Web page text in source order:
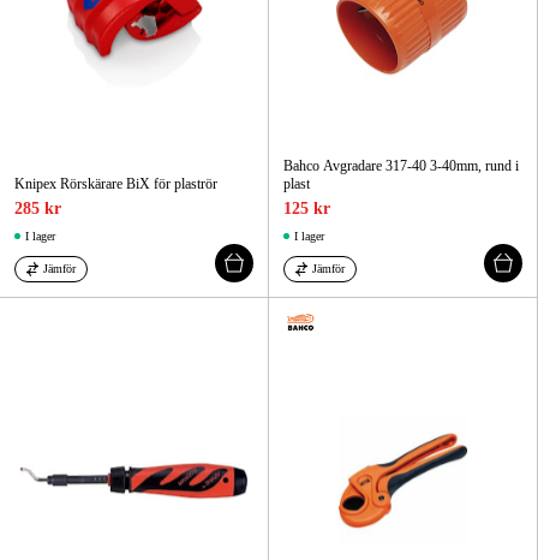
Knipex Rörskärare BiX för plaströr
285 kr
I lager
Jämför
Bahco Avgradare 317-40 3-40mm, rund i
plast
125 kr
I lager
Jämför